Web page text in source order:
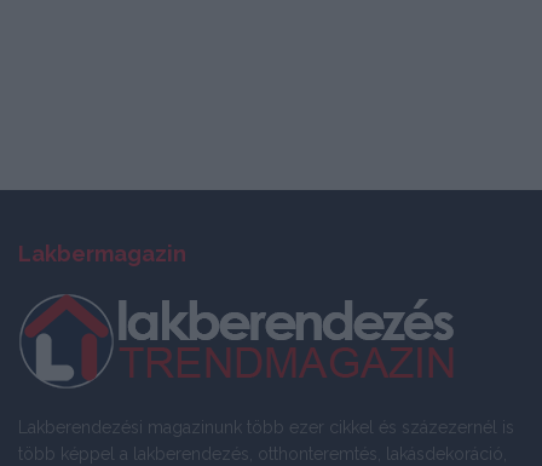
Lakbermagazin
Lakberendezési magazinunk több ezer cikkel és százezernél is
több képpel a lakberendezés, otthonteremtés, lakásdekoráció,